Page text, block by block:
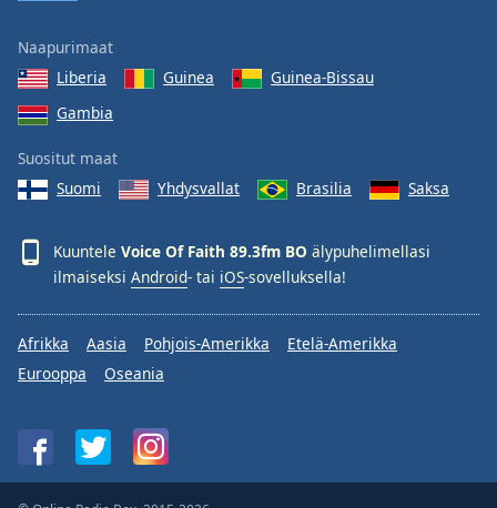
Done
Close
Modal
Dialog
dialog
window.
Naapurimaat
Liberia
Guinea
Guinea-Bissau
Gambia
Suositut maat
Suomi
Yhdysvallat Brasilia Saksa
Kuuntele Voice Of Faith 89.3fm BO älypuhelimellasi
ilmaiseksi Android- tai iOS-sovelluksella!
Afrikka Aasia Pohjois-Amerikka
Etelä-Amerikka
Eurooppa
Oseania